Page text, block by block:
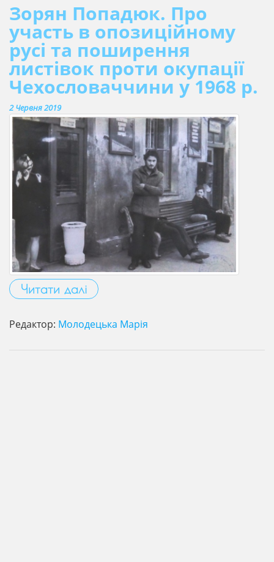
Зорян Попадюк. Про
участь в опозиційному
русі та поширення
листівок проти окупації
Чехословаччини у 1968 р.
2 Червня 2019
Читати далі
Редактор: Молодецька Марія